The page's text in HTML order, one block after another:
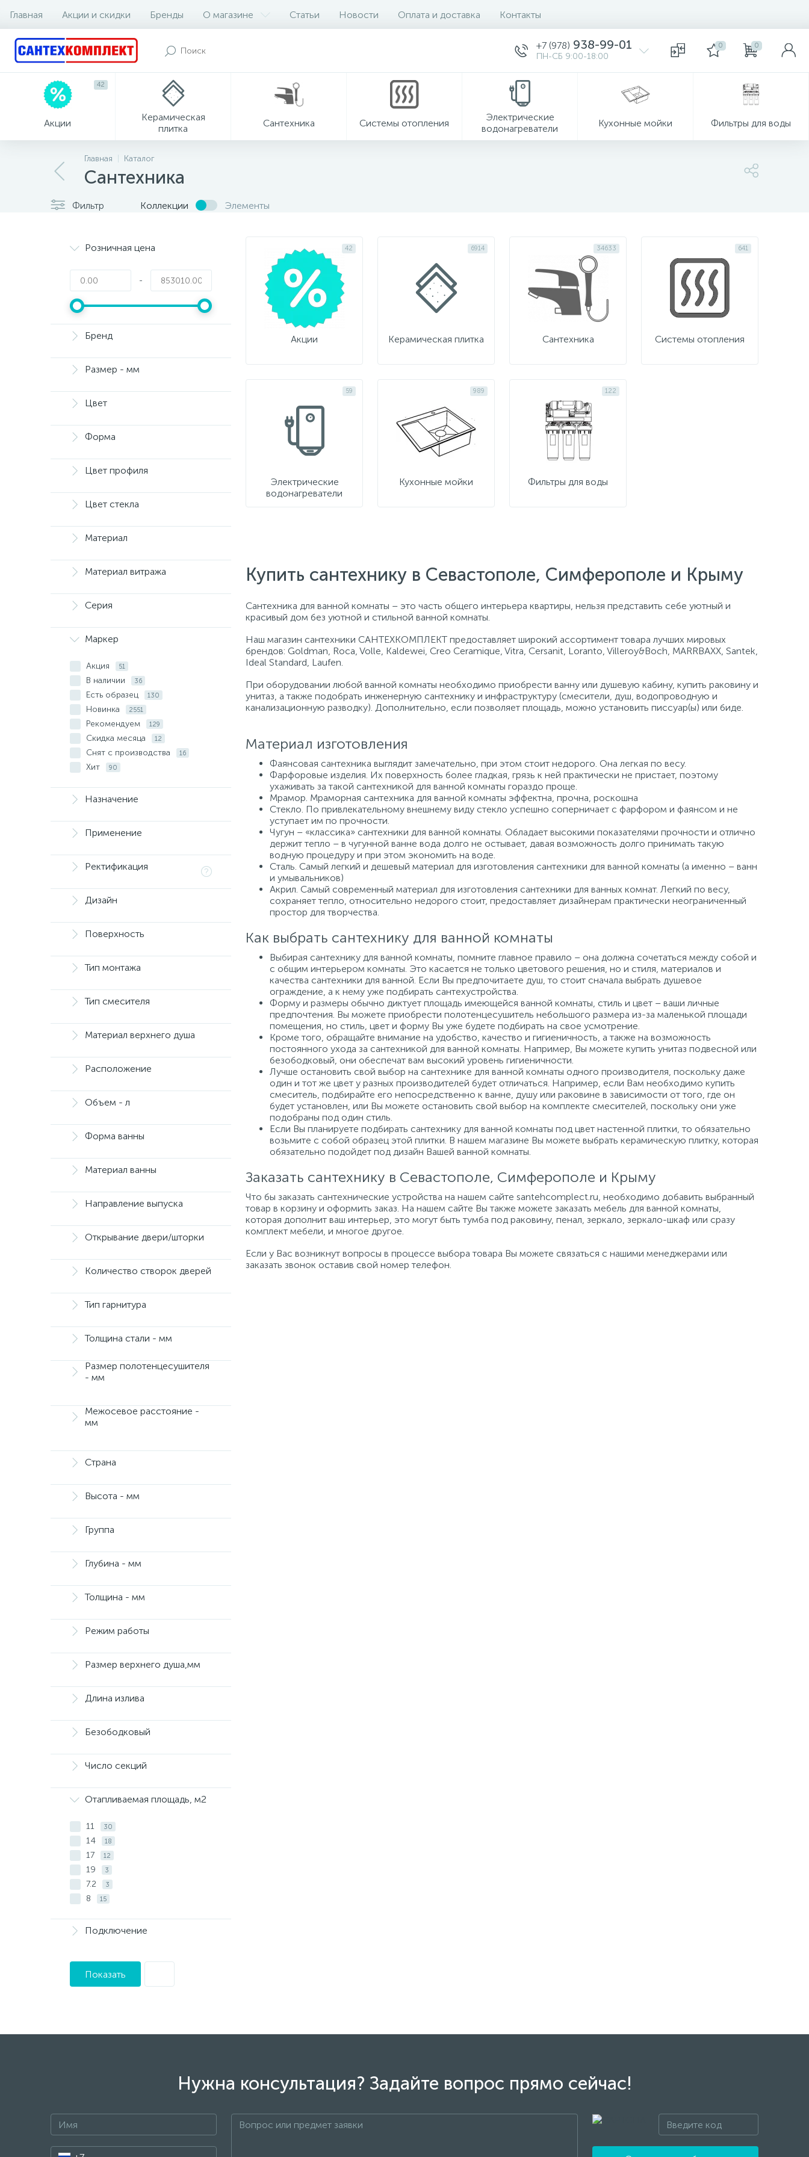
Главная Акции и скидки Бренды О магазине Статьи Новости Оплата и доставка Контакты
+7 (978) 938-99-01
ПН-СБ 9:00-18:00
0 0
Акции
42
Керамическая
плитка
Сантехника Системы отопления
Электрические
водонагреватели
Кухонные мойки Фильтры для воды
Главная Каталог
Сантехника
Фильтр Коллекции Элементы
Розничная цена
-
Бренд
Размер - мм
Цвет
Форма
Цвет профиля
Цвет стекла
Материал
Материал витража
Серия
Маркер
Акция 51
В наличии 36
Есть образец 130
Новинка 2551
Рекомендуем 129
Скидка месяца 12
Снят с производства 16
Хит 90
Назначение
Применение
Ректификация
Дизайн
Поверхность
Тип монтажа
Тип смесителя
Материал верхнего душа
Расположение
Объем - л
Форма ванны
Материал ванны
Направление выпуска
Открывание двери/шторки
Количество створок дверей
Тип гарнитура
Толщина стали - мм
Размер полотенцесушителя
- мм
Межосевое расстояние -
мм
Страна
Высота - мм
Группа
Глубина - мм
Толщина - мм
Режим работы
Размер верхнего душа,мм
Длина излива
Безободковый
Число секций
Отапливаемая площадь, м2
11 30
14 18
17 12
19 3
7.2 3
8 15
Подключение
Показать
42
Акции
6914
Керамическая плитка
34633
Сантехника
641
Системы отопления
59
Электрические
водонагреватели
989
Кухонные мойки
122
Фильтры для воды
Купить сантехнику в Севастополе, Симферополе и Крыму
Сантехника для ванной комнаты – это часть общего интерьера квартиры, нельзя представить себе уютный и
красивый дом без уютной и стильной ванной комнаты.
Наш магазин сантехники САНТЕХКОМПЛЕКТ предоставляет широкий ассортимент товара лучших мировых
брендов: Goldman, Roca, Volle, Kaldewei, Creo Ceramique, Vitra, Cersanit, Loranto, Villeroy&Boch, MARRBAXX, Santek,
Ideal Standard, Laufen.
При оборудовании любой ванной комнаты необходимо приобрести ванну или душевую кабину, купить раковину и
унитаз, а также подобрать инженерную сантехнику и инфраструктуру (смесители, душ, водопроводную и
канализационную разводку). Дополнительно, если позволяет площадь, можно установить писсуар(ы) или биде.
Материал изготовления
Фаянсовая сантехника выглядит замечательно, при этом стоит недорого. Она легкая по весу.
Фарфоровые изделия. Их поверхность более гладкая, грязь к ней практически не пристает, поэтому
ухаживать за такой сантехникой для ванной комнаты гораздо проще.
Мрамор. Мраморная сантехника для ванной комнаты эффектна, прочна, роскошна
Стекло. По привлекательному внешнему виду стекло успешно соперничает с фарфором и фаянсом и не
уступает им по прочности.
Чугун – «классика» сантехники для ванной комнаты. Обладает высокими показателями прочности и отлично
держит тепло – в чугунной ванне вода долго не остывает, давая возможность долго принимать такую
водную процедуру и при этом экономить на воде.
Сталь. Самый легкий и дешевый материал для изготовления сантехники для ванной комнаты (а именно – ванн
и умывальников)
Акрил. Самый современный материал для изготовления сантехники для ванных комнат. Легкий по весу,
сохраняет тепло, относительно недорого стоит, предоставляет дизайнерам практически неограниченный
простор для творчества.
Как выбрать сантехнику для ванной комнаты
Выбирая сантехнику для ванной комнаты, помните главное правило – она должна сочетаться между собой и
с общим интерьером комнаты. Это касается не только цветового решения, но и стиля, материалов и
качества сантехники для ванной. Если Вы предпочитаете душ, то стоит сначала выбрать душевое
ограждение, а к нему уже подбирать сантехустройства.
Форму и размеры обычно диктует площадь имеющейся ванной комнаты, стиль и цвет – ваши личные
предпочтения. Вы можете приобрести полотенцесушитель небольшого размера из-за маленькой площади
помещения, но стиль, цвет и форму Вы уже будете подбирать на свое усмотрение.
Кроме того, обращайте внимание на удобство, качество и гигиеничность, а также на возможность
постоянного ухода за сантехникой для ванной комнаты. Например, Вы можете купить унитаз подвесной или
безободковый, они обеспечат вам высокий уровень гигиеничности.
Лучше остановить свой выбор на сантехнике для ванной комнаты одного производителя, поскольку даже
один и тот же цвет у разных производителей будет отличаться. Например, если Вам необходимо купить
смеситель, подбирайте его непосредственно к ванне, душу или раковине в зависимости от того, где он
будет установлен, или Вы можете остановить свой выбор на комплекте смесителей, поскольку они уже
подобраны под один стиль.
Если Вы планируете подбирать сантехнику для ванной комнаты под цвет настенной плитки, то обязательно
возьмите с собой образец этой плитки. В нашем магазине Вы можете выбрать керамическую плитку, которая
обязательно подойдет под дизайн Вашей ванной комнаты.
Заказать сантехнику в Севастополе, Симферополе и Крыму
Что бы заказать сантехнические устройства на нашем сайте santehcomplect.ru, необходимо добавить выбранный
товар в корзину и оформить заказ. На нашем сайте Вы также можете заказать мебель для ванной комнаты,
которая дополнит ваш интерьер, это могут быть тумба под раковину, пенал, зеркало, зеркало-шкаф или сразу
комплект мебели, и многое другое.
Если у Вас возникнут вопросы в процессе выбора товара Вы можете связаться с нашими менеджерами или
заказать звонок оставив свой номер телефон.
Нужна консультация? Задайте вопрос прямо сейчас!